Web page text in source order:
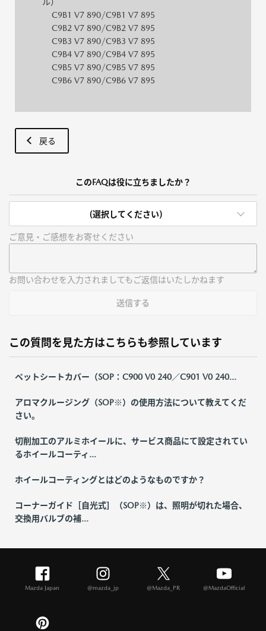
ル）
C9B1 V7 890/C9B1 V7 895
C9B2 V7 890/C9B2 V7 895
C9B3 V7 890/C9B3 V7 895
C9B4 V7 890/C9B4 V7 895
C9B5 V7 890/C9B5 V7 895
C9B6 V7 890/C9B6 V7 895
戻る
このFAQは役に立ちましたか？
(選択してください)
ご意見・ご感想をお寄せください
お問い合わせを入力されましてもご返信はいたしかねます
送信する
この質問を見た方はこちらも参照しています
ペットシートカバー（SOP：C900 V0 240／C901 V0 240...
アロマクルージング（SOP※）の使用方法について教えてくだ
さい。
切削加工のアルミホイールに、サービス商品にて設定されてい
るホイールコーティ...
ホイールコーティングとはどのようなものですか？
コーナーガイド［自光式］（SOP※）は、照明が切れた場合、
交換用バルブの補...
Mazda Japan @mazda_jp @Mazda_PR @MazdaOfficial